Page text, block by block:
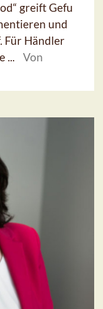
greift Gefu
und
Für Händler
...
Von